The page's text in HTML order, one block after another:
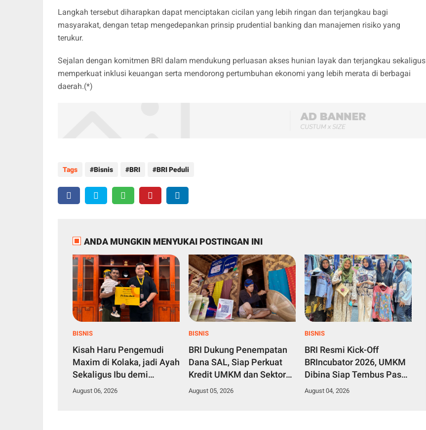
Langkah tersebut diharapkan dapat menciptakan cicilan yang lebih ringan dan terjangkau bagi
masyarakat, dengan tetap mengedepankan prinsip prudential banking dan manajemen risiko yang
terukur.
Sejalan dengan komitmen BRI dalam mendukung perluasan akses hunian layak dan terjangkau sekaligus
memperkuat inklusi keuangan serta mendorong pertumbuhan ekonomi yang lebih merata di berbagai
daerah.(*)
Tags Bisnis BRI BRI Peduli
ANDA MUNGKIN MENYUKAI POSTINGAN INI
BISNIS
Kisah Haru Pengemudi
Maxim di Kolaka, jadi Ayah
Sekaligus Ibu demi
Membesarkan Anak Balita
August 06, 2026
BISNIS
BRI Dukung Penempatan
Dana SAL, Siap Perkuat
Kredit UMKM dan Sektor
Produktif
August 05, 2026
BISNIS
BRI Resmi Kick-Off
BRIncubator 2026, UMKM
Dibina Siap Tembus Pasar
Global
August 04, 2026